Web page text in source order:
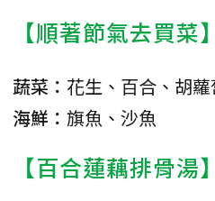
【順著節氣去買菜】
蔬菜： 花生、百合、胡
海鮮： 旗魚、沙魚
【百合蓮藕排骨湯】